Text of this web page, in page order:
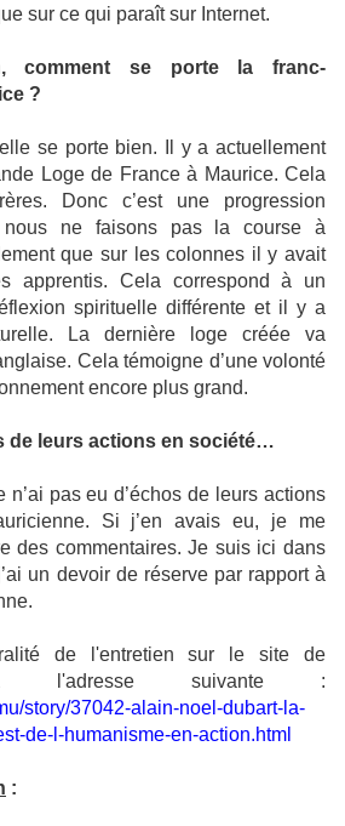
sur ce qui paraît sur Internet.
comment se porte la franc-
?
se porte bien. Il y a actuellement
Loge de France à Maurice. Cela
Donc c’est une progression
nous ne faisons pas la course à
que sur les colonnes il y avait
apprentis. Cela correspond à un
spirituelle différente et il y a
La dernière loge créée va
Cela témoigne d’une volonté
encore plus grand.
de leurs actions en société…
n’ai pas eu d’échos de leurs actions
Si j’en avais eu, je me
des commentaires. Je suis ici dans
un devoir de réserve par rapport à
de l'entretien sur le site de
suivante :
story/37042-alain-noel-dubart-la-
de-l-humanisme-en-action.html
: